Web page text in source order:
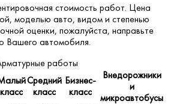
стоимость работ. Цена
моделью авто, видом и степенью
оценки, пожалуйста, направьте
Вашего автомобиля.
работы
класс
Средний
класс
Бизнес-
класс
Внедорожники
и
микроавтобусы